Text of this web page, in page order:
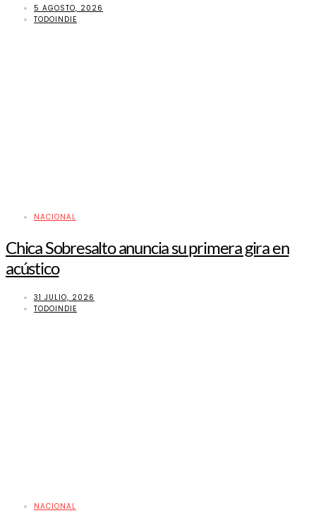
5 AGOSTO, 2026
TODOINDIE
NACIONAL
Chica Sobresalto anuncia su primera gira en
acústico
31 JULIO, 2026
TODOINDIE
NACIONAL